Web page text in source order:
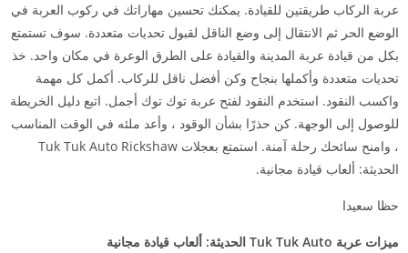
عربة الركاب طريقتين للقيادة. يمكنك تحسين مهاراتك في ركوب العربة في
الوضع الحر ثم الانتقال إلى وضع الناقل لقبول تحديات متعددة. سوف تستمتع
بكل من قيادة عربة المدينة والقيادة على الطرق الوعرة في مكان واحد. خذ
تحديات متعددة وأكملها بنجاح وكن أفضل ناقل للركاب. أكمل كل مهمة
واكسب النقود. استخدم النقود لفتح عربة توك توك أجمل. اتبع دليل الخريطة
للوصول إلى الوجهة. كن حذرًا بشأن الوقود ، وأعد ملئه في الوقت المناسب
، وامنح سائحك رحلة آمنة. استمتع بعجلات Tuk Tuk Auto Rickshaw
الحديثة: ألعاب قيادة مجانية.
حظا سعيدا
ميزات عربة Tuk Tuk Auto الحديثة: ألعاب قيادة مجانية